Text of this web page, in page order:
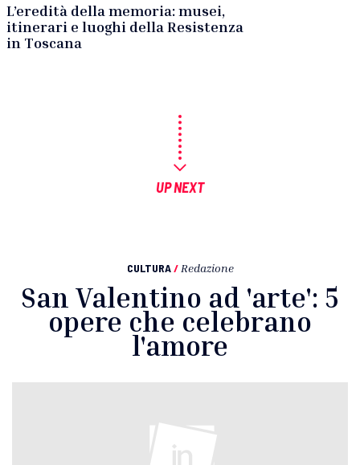
L’eredità della memoria: musei,
itinerari e luoghi della Resistenza
in Toscana
UP NEXT
CULTURA / Redazione
San Valentino ad 'arte': 5
opere che celebrano
l'amore